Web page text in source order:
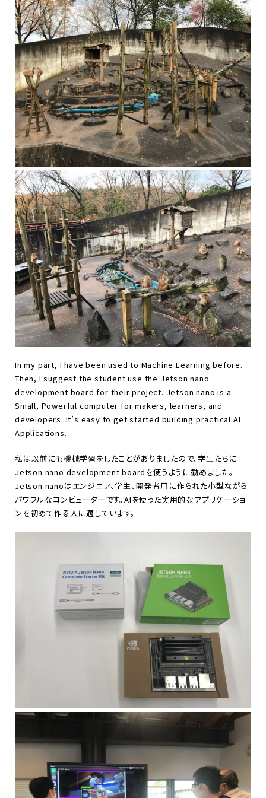
In my part, I have been used to Machine Learning before.
Then, I suggest the student use the Jetson nano
development board for their project. Jetson nano is a
Small, Powerful computer for makers, learners, and
developers. It’s easy to get started building practical AI
Applications.
私は以前にも機械学習をしたことがありましたので、学生たちに
Jetson nano development boardを使うように勧めました。
Jetson nanoはエンジニア、学生、開発者用に作られた小型ながら
パワフルなコンピューターです。AIを使った実用的なアプリケーショ
ンを初めて作る人に適しています。